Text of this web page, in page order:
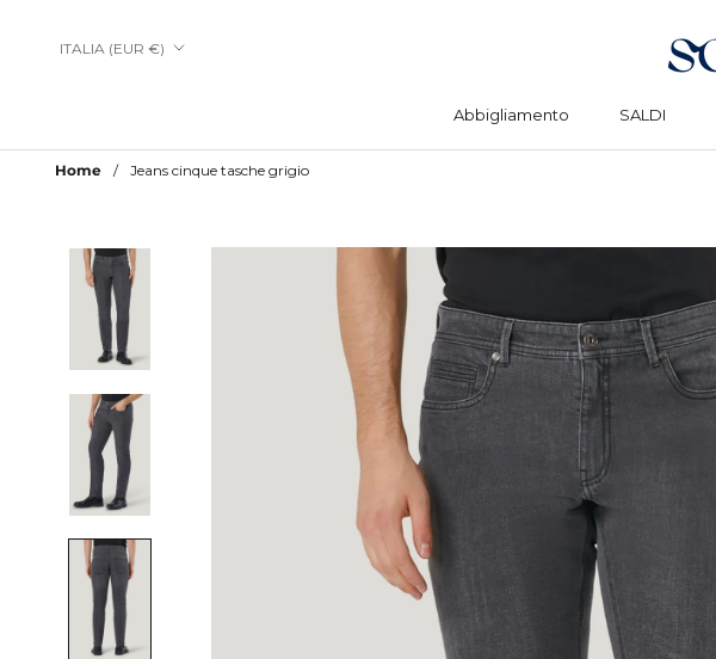
Abbigliamento
SALDI
Paese/Area
ITALIA (EUR €)
Home Jeans cinque tasche grigio
Aggiungi a Lista Desideri